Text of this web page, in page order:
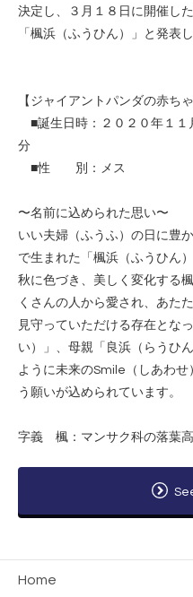
決定し、３月１８日に開催し
「楓浜（ふうひん）」と発表
【ジャイアントパンダの赤ち
■誕生日時：２０２０年１
分
■性 別：メス
〜名前に込められた思い〜
いい夫婦（ふうふ）の日に豊
で生まれた「楓浜（ふうひん）
秋に色づき、美しく変化する
くさんの人から愛され、あたた
見守っていただける存在とな
い）」、母親「良浜（らうひ
ように未来のSmile（しあわ
う願いが込められています。
字義 楓：マンサク科の落葉高
Home